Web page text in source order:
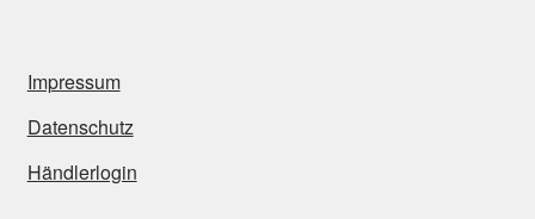
Impressum
Datenschutz
Händlerlogin